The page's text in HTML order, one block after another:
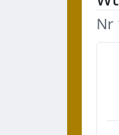
Nr